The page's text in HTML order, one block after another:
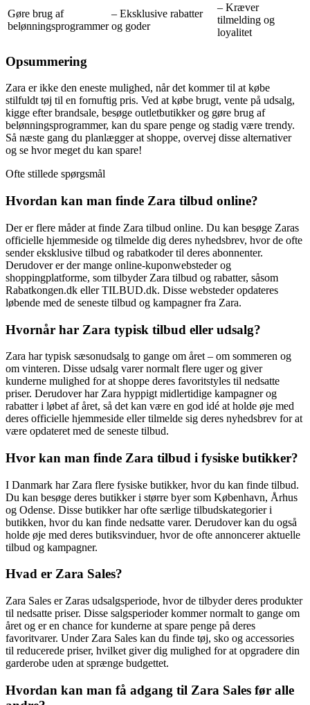
Gøre brug af
belønningsprogrammer
– Eksklusive rabatter
og goder
– Kræver
tilmelding og
loyalitet
Opsummering
Zara er ikke den eneste mulighed, når det kommer til at købe
stilfuldt tøj til en fornuftig pris. Ved at købe brugt, vente på udsalg,
kigge efter brandsale, besøge outletbutikker og gøre brug af
belønningsprogrammer, kan du spare penge og stadig være trendy.
Så næste gang du planlægger at shoppe, overvej disse alternativer
og se hvor meget du kan spare!
Ofte stillede spørgsmål
Hvordan kan man finde Zara tilbud online?
Der er flere måder at finde Zara tilbud online. Du kan besøge Zaras
officielle hjemmeside og tilmelde dig deres nyhedsbrev, hvor de ofte
sender eksklusive tilbud og rabatkoder til deres abonnenter.
Derudover er der mange online-kuponwebsteder og
shoppingplatforme, som tilbyder Zara tilbud og rabatter, såsom
Rabatkongen.dk eller TILBUD.dk. Disse websteder opdateres
løbende med de seneste tilbud og kampagner fra Zara.
Hvornår har Zara typisk tilbud eller udsalg?
Zara har typisk sæsonudsalg to gange om året – om sommeren og
om vinteren. Disse udsalg varer normalt flere uger og giver
kunderne mulighed for at shoppe deres favoritstyles til nedsatte
priser. Derudover har Zara hyppigt midlertidige kampagner og
rabatter i løbet af året, så det kan være en god idé at holde øje med
deres officielle hjemmeside eller tilmelde sig deres nyhedsbrev for at
være opdateret med de seneste tilbud.
Hvor kan man finde Zara tilbud i fysiske butikker?
I Danmark har Zara flere fysiske butikker, hvor du kan finde tilbud.
Du kan besøge deres butikker i større byer som København, Århus
og Odense. Disse butikker har ofte særlige tilbudskategorier i
butikken, hvor du kan finde nedsatte varer. Derudover kan du også
holde øje med deres butiksvinduer, hvor de ofte annoncerer aktuelle
tilbud og kampagner.
Hvad er Zara Sales?
Zara Sales er Zaras udsalgsperiode, hvor de tilbyder deres produkter
til nedsatte priser. Disse salgsperioder kommer normalt to gange om
året og er en chance for kunderne at spare penge på deres
favoritvarer. Under Zara Sales kan du finde tøj, sko og accessories
til reducerede priser, hvilket giver dig mulighed for at opgradere din
garderobe uden at sprænge budgettet.
Hvordan kan man få adgang til Zara Sales før alle